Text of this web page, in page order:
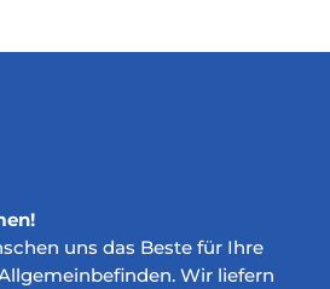
uns das Beste für Ihre
Wir liefern